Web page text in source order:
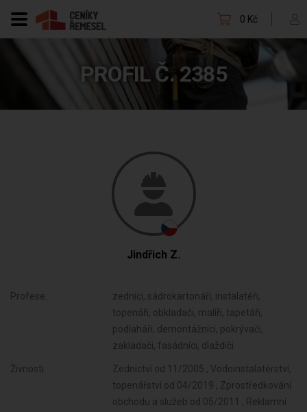
0 Kč
PROFIL Č. 2385
Jindřich Z.
Profese:
zedníci, sádrokartonáři, instalatéři,
topenáři, obkladači, malíři, tapetáři,
podlaháři, demontážníci, pokrývači,
zakladači, fasádníci, dlaždiči
Živnosti:
Zednictví od 11/2005 , Vodoinstalatérství,
topenářství od 04/2019 , Zprostředkování
obchodu a služeb od 05/2011 , Reklamní